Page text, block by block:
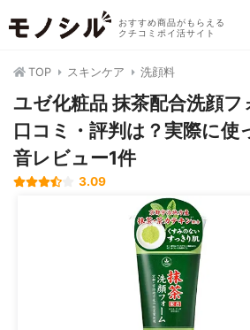
おすすめ商品がもらえる
クチコミポイ活サイト
TOP スキンケア 洗顔料
ユゼ化粧品 抹茶配合洗顔
口コミ・評判は？実際に使
音レビュー1件
3.09